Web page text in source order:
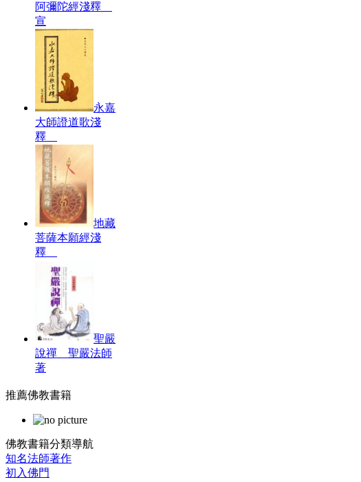
阿彌陀經淺釋
宣
永嘉
大師證道歌淺
釋
地藏
菩薩本願經淺
釋
聖嚴
說禪 聖嚴法師
著
推薦佛教書籍
佛教書籍分類導航
知名法師著作
初入佛門